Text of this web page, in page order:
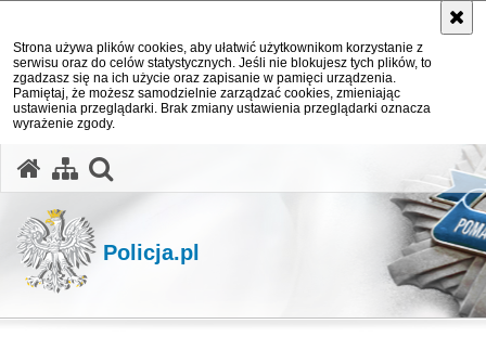
Strona używa plików cookies, aby ułatwić użytkownikom korzystanie z
serwisu oraz do celów statystycznych. Jeśli nie blokujesz tych plików, to
zgadzasz się na ich użycie oraz zapisanie w pamięci urządzenia.
Pamiętaj, że możesz samodzielnie zarządzać cookies, zmieniając
ustawienia przeglądarki. Brak zmiany ustawienia przeglądarki oznacza
wyrażenie zgody.
Policja.pl